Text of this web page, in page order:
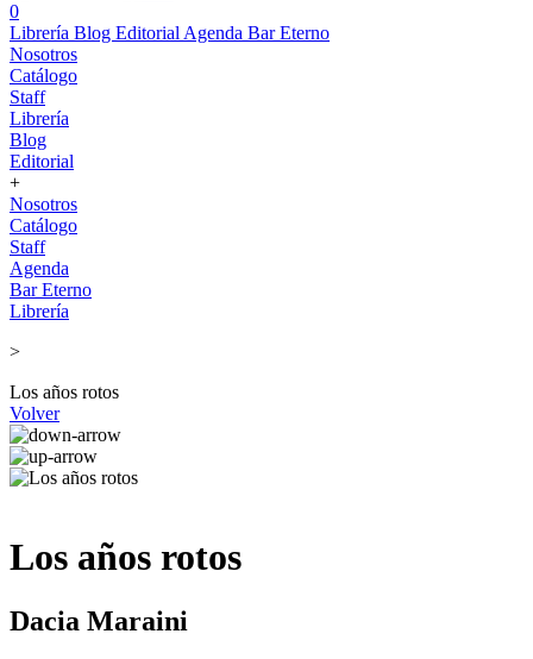
0
Librería Blog Editorial Agenda Bar Eterno
Nosotros
Catálogo
Staff
Librería
Blog
Editorial
+
Nosotros
Catálogo
Staff
Agenda
Bar Eterno
Librería
>
Los años rotos
Volver
Los años rotos
Dacia Maraini